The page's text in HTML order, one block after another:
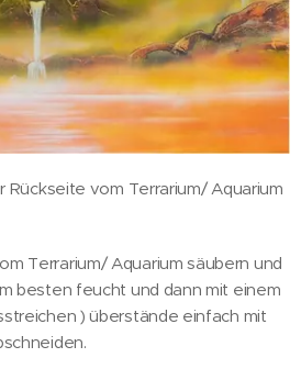
Rückseite vom Terrarium/ Aquarium
Terrarium/ Aquarium säubern und
besten feucht und dann mit einem
) überstände einfach mit